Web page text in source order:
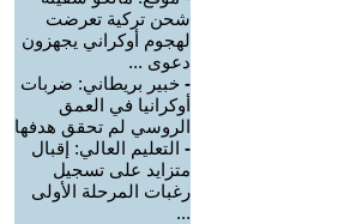
شحن تركية تعرضت
لهجوم أوكراني يجهزون
دعوى ...
- خبير بريطاني: ضربات
أوكرانيا في العمق
الروسي لم تحقق هدفها
- التعليم العالي: إقبال
متزايد على تسجيل
رغبات المرحلة الأولى
...